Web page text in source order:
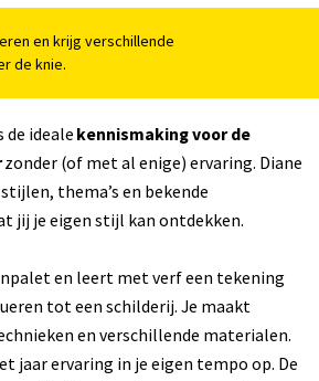
en krijg verschillende
de knie.
de ideale kennismaking voor de
zonder (of met al enige) ervaring. Diane
thema’s en bekende
jij je eigen stijl kan ontdekken.
en leert met verf een tekening
tot een schilderij. Je maakt
en verschillende materialen.
jaar ervaring in je eigen tempo op. De